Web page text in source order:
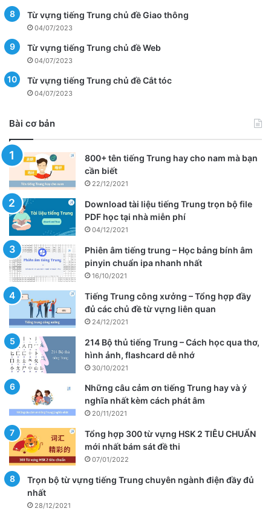
Từ vựng tiếng Trung chủ đề Giao thông
04/07/2023
Từ vựng tiếng Trung chủ đề Web
04/07/2023
Từ vựng tiếng Trung chủ đề Cắt tóc
04/07/2023
Bài cơ bản
800+ tên tiếng Trung hay cho nam mà bạn
cần biết
22/12/2021
Download tài liệu tiếng Trung trọn bộ file
PDF học tại nhà miễn phí
04/12/2021
Phiên âm tiếng trung – Học bảng bính âm
pinyin chuẩn ipa nhanh nhất
16/10/2021
Tiếng Trung công xưởng – Tổng hợp đầy
đủ các chủ đề từ vựng liên quan
24/12/2021
214 Bộ thủ tiếng Trung – Cách học qua thơ,
hình ảnh, flashcard dễ nhớ
30/10/2021
Những câu cảm ơn tiếng Trung hay và ý
nghĩa nhất kèm cách phát âm
20/11/2021
Tổng hợp 300 từ vựng HSK 2 TIÊU CHUẨN
mới nhất bám sát đề thi
07/01/2022
Trọn bộ từ vựng tiếng Trung chuyên ngành điện đầy đủ
nhất
28/12/2021